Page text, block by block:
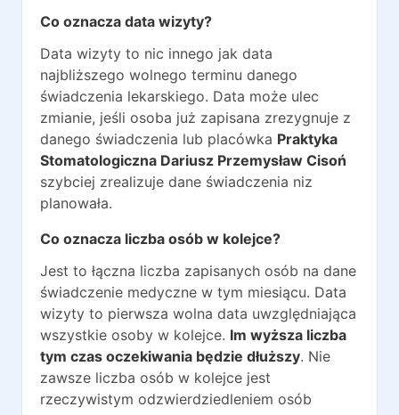
Co oznacza data wizyty?
Data wizyty to nic innego jak data
najbliższego wolnego terminu danego
świadczenia lekarskiego. Data może ulec
zmianie, jeśli osoba już zapisana zrezygnuje z
danego świadczenia lub placówka Praktyka
Stomatologiczna Dariusz Przemysław Cisoń
szybciej zrealizuje dane świadczenia niz
planowała.
Co oznacza liczba osób w kolejce?
Jest to łączna liczba zapisanych osób na dane
świadczenie medyczne w tym miesiącu. Data
wizyty to pierwsza wolna data uwzględniająca
wszystkie osoby w kolejce. Im wyższa liczba
tym czas oczekiwania będzie dłuższy. Nie
zawsze liczba osób w kolejce jest
rzeczywistym odzwierdziedleniem osób